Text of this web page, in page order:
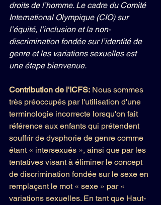
droits de l’homme. Le cadre du Comité
International Olympique (CIO) sur
l’équité, l’inclusion et la non-
discrimination fondée sur l’identité de
genre et les variations sexuelles est
une étape bienvenue.
Contribution de l'ICFS: Nous sommes
très préoccupés par l'utilisation d'une
terminologie incorrecte lorsqu'on fait
référence aux enfants qui prétendent
souffrir de dysphorie de genre comme
étant « intersexués », ainsi que par les
tentatives visant à éliminer le concept
de discrimination fondée sur le sexe en
remplaçant le mot « sexe » par «
variations sexuelles. En tant que Haut-